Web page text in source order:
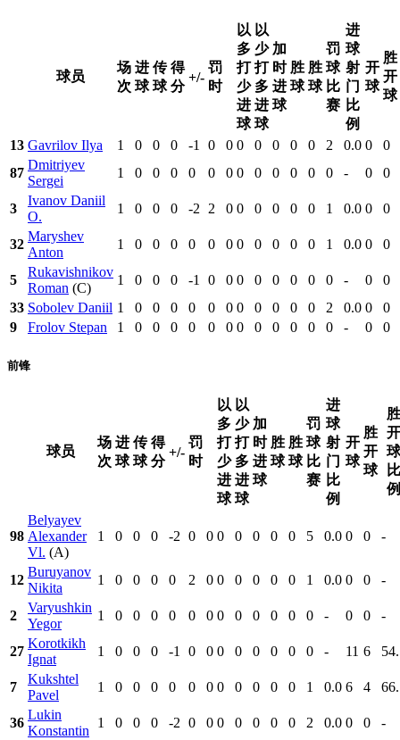
球员
场
次
进
球
传
球
得
分
+/-
罚
时
以
多
打
少
进
球
以
少
打
多
进
球
加
时
进
球
胜
球
胜
球
罚
球
比
赛
进
球
射
门
比
例
开
球
胜
开
球
13 Gavrilov Ilya 1 0 0 0 -1 0 0 0 0 0 0 0 2 0.0 0
0
87
Dmitriyev
Sergei
1 0 0 0 0 0 0 0 0 0 0 0 0 - 0 0
3
Ivanov Daniil
O.
1 0 0 0 -2 2 0 0 0 0 0 0 1 0.0 0 0
32
Maryshev
Anton
1 0 0 0 0 0 0 0 0 0 0 0 1 0.0 0 0
5
Rukavishnikov
Roman (C)
1 0 0 0 -1 0 0 0 0 0 0 0 0 - 0
0
33 Sobolev Daniil 1 0 0 0 0 0 0 0 0 0 0 0 2 0.0 0
0
9
Frolov Stepan 1 0 0 0 0 0 0 0 0 0 0 0 0 - 0 0
前锋
球员
场
次
进
球
传
球
得
分
+/-
罚
时
以
多
打
少
进
球
以
少
打
多
进
球
加
时
进
球
胜
球
胜
球
罚
球
比
赛
进
球
射
门
比
例
开
球
胜
开
球
胜
开
球
比
例
98
Belyayev
Alexander
Vl. (A)
1 0 0 0 -2 0 0 0 0 0 0 0 5 0.0 0 0 -
12
Buruyanov
Nikita
1 0 0 0 0 2 0 0 0 0 0 0 1 0.0 0 0 -
2
Varyushkin
Yegor
1 0 0 0 0 0 0 0 0 0 0 0 0 - 0 0 -
27
Korotkikh
Ignat
1 0 0 0 -1 0 0 0 0 0 0 0 0 - 11 6
7
Kukshtel
Pavel
1 0 0 0 0 0 0 0 0 0 0 0 1 0.0 6 4
36
Lukin
Konstantin
1 0 0 0 -2 0 0 0 0 0 0 0 2 0.0 0 0 -